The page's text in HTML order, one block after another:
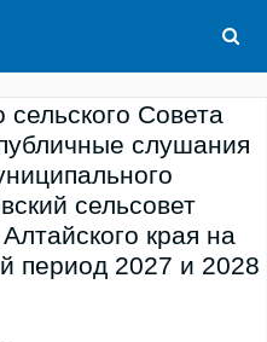
Совета
слушания
сельсовет
края на
период 2027 и 2028